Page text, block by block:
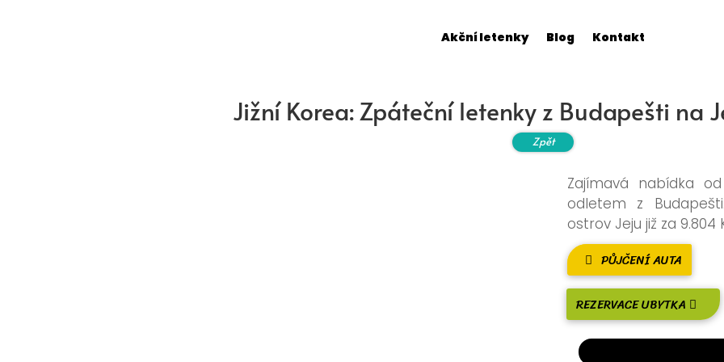
Akční letenky Blog Kontakt
Jižní Korea: Zpáteční letenky z Budapešti na
Zpět
Zajímavá nabídka
odletem z
ostrov Jeju již za 9.804
PŮJČENÍ AUTA
REZERVACE UBYTKA